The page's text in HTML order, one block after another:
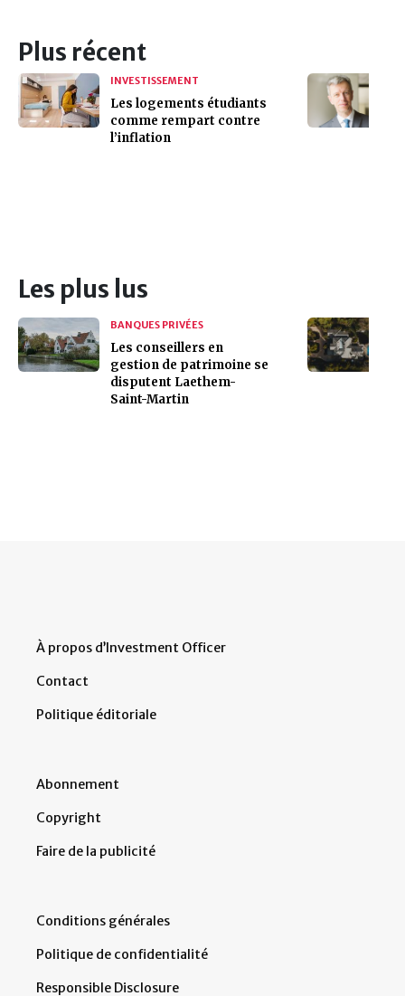
Plus récent
INVESTISSEMENT
Les logements étudiants
comme rempart contre
l’inflation
Les plus lus
BANQUES PRIVÉES
Les conseillers en
gestion de patrimoine se
disputent Laethem-
Saint-Martin
À propos d’Investment Officer
Contact
Politique éditoriale
Abonnement
Copyright
Faire de la publicité
Conditions générales
Politique de confidentialité
Responsible Disclosure